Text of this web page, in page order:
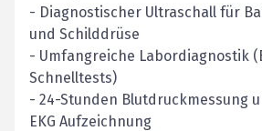
- Diagnostischer Ultraschall für
und Schilddrüse
- Umfangreiche Labordiagnostik
Schnelltests)
- 24-Stunden Blutdruckmessung
EKG Aufzeichnung